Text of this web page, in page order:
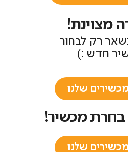
מצוינת!
רק לבחור
חדש :)
שלנו
בחרת מכשיר!
שלנו